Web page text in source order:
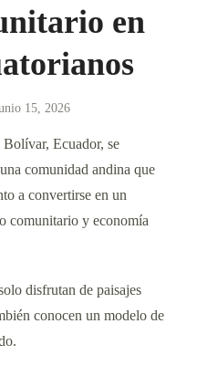
en
15, 2026
Ecuador, se
comunidad andina que
a convertirse en un
comunitario y economía
disfrutan de paisajes
conocen un modelo de